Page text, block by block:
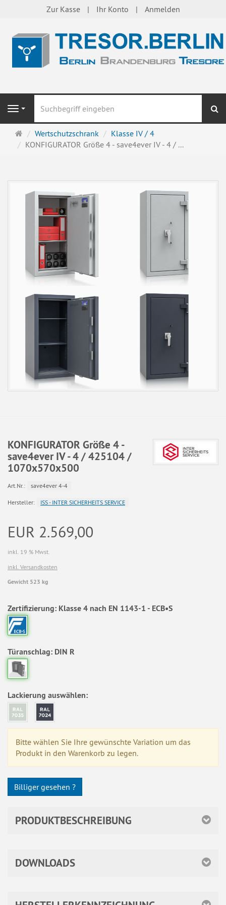
Zur Kasse Ihr Konto Anmelden
Navigation
Startseite
Wertschutzschrank
Klasse IV / 4
KONFIGURATOR Größe 4 - save4ever IV - 4 / ...
KONFIGURATOR Größe 4 -
save4ever IV - 4 / 425104 /
1070x570x500
Art.Nr.: save4ever 4-4
Hersteller: ISS - INTER SICHERHEITS SERVICE
EUR 2.569,00
inkl. 19 % Mwst.
inkl. Versandkosten
Gewicht 523 kg
Zertifizierung: Klasse 4 nach EN 1143-1 - ECB•S
Türanschlag: DIN R
Lackierung auswählen:
Bitte wählen Sie Ihre gewünschte Variation um das
Produkt in den Warenkorb zu legen.
Billiger gesehen ?
PRODUKTBESCHREIBUNG
DOWNLOADS